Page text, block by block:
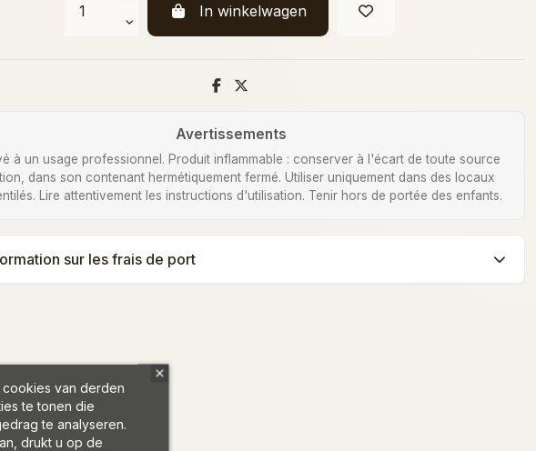
In winkelwagen
Avertissements
à un usage professionnel. Produit inflammable : conserver à l'écart de toute source
dans son contenant hermétiquement fermé. Utiliser uniquement dans des locaux
Lire attentivement les instructions d'utilisation. Tenir hors de portée des enfants.
sur les frais de port
van derden
te tonen die
te analyseren.
drukt u op de